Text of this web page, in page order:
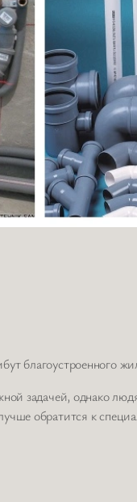
благоустроенного
задачей, однако
обратится к